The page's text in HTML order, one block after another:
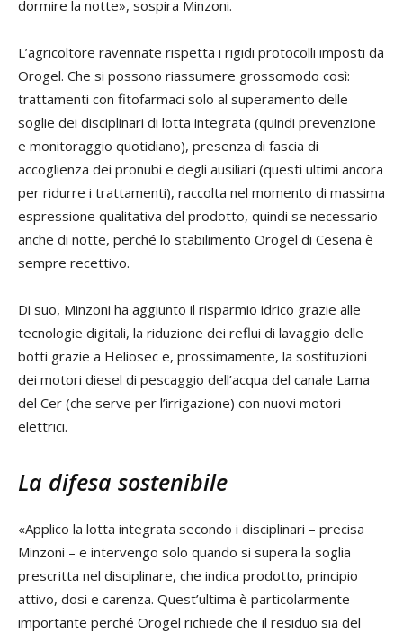
dormire la notte», sospira Minzoni.
L’agricoltore ravennate rispetta i rigidi protocolli imposti da
Orogel. Che si possono riassumere grossomodo così:
trattamenti con fitofarmaci solo al superamento delle
soglie dei disciplinari di lotta integrata (quindi prevenzione
e monitoraggio quotidiano), presenza di fascia di
accoglienza dei pronubi e degli ausiliari (questi ultimi ancora
per ridurre i trattamenti), raccolta nel momento di massima
espressione qualitativa del prodotto, quindi se necessario
anche di notte, perché lo stabilimento Orogel di Cesena è
sempre recettivo.
Di suo, Minzoni ha aggiunto il risparmio idrico grazie alle
tecnologie digitali, la riduzione dei reflui di lavaggio delle
botti grazie a Heliosec e, prossimamente, la sostituzioni
dei motori diesel di pescaggio dell’acqua del canale Lama
del Cer (che serve per l’irrigazione) con nuovi motori
elettrici.
La difesa sostenibile
«Applico la lotta integrata secondo i disciplinari – precisa
Minzoni – e intervengo solo quando si supera la soglia
prescritta nel disciplinare, che indica prodotto, principio
attivo, dosi e carenza. Quest’ultima è particolarmente
importante perché Orogel richiede che il residuo sia del